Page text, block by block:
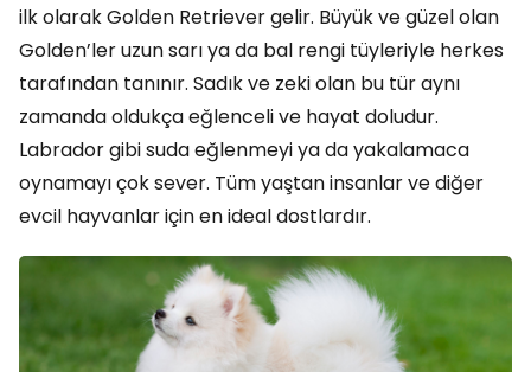
ilk olarak Golden Retriever gelir. Büyük ve güzel olan
Golden’ler uzun sarı ya da bal rengi tüyleriyle herkes
tarafından tanınır. Sadık ve zeki olan bu tür aynı
zamanda oldukça eğlenceli ve hayat doludur.
Labrador gibi suda eğlenmeyi ya da yakalamaca
oynamayı çok sever. Tüm yaştan insanlar ve diğer
evcil hayvanlar için en ideal dostlardır.